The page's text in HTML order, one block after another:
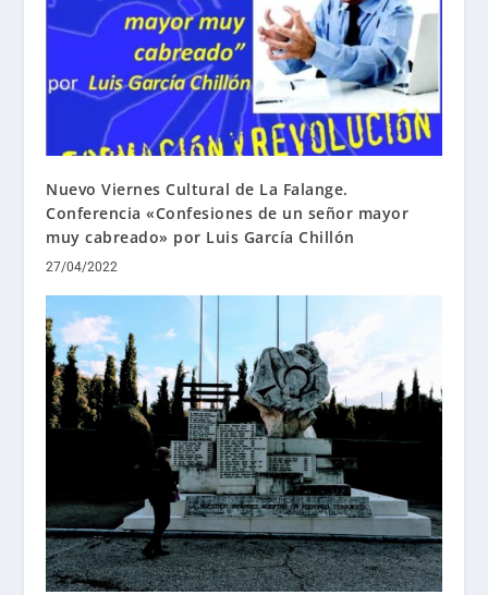
Nuevo Viernes Cultural de La Falange.
Conferencia «Confesiones de un señor mayor
muy cabreado» por Luis García Chillón
27/04/2022